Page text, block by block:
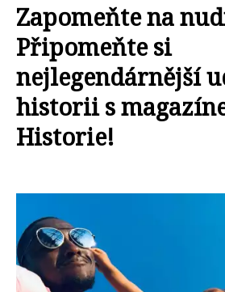
Zapomeňte na
Připomeňte si
nejlegendárnější
historii s
Historie!